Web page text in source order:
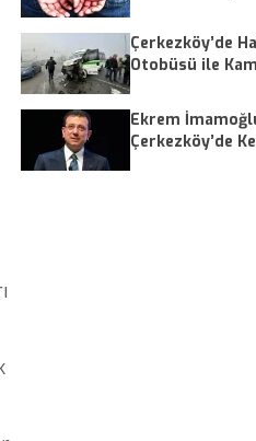
Çerkezköy’de
Otobüsü ile
Ekrem
Çerkezköy’de